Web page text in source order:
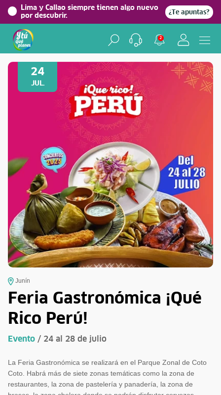
Lima y Callao siempre tienen algo nuevo
por descubrir.
¿Te apuntas?
2
Volver a Festividades
24
JUL.
Junín
Feria Gastronómica ¡Qué
Rico Perú!
Evento / 24 al 28 de julio
La Feria Gastronómica se realizará en el Parque Zonal de Coto
Coto. Habrá más de siete zonas temáticas como la zona de
restaurantes, la zona de pastelería y panadería, la zona de